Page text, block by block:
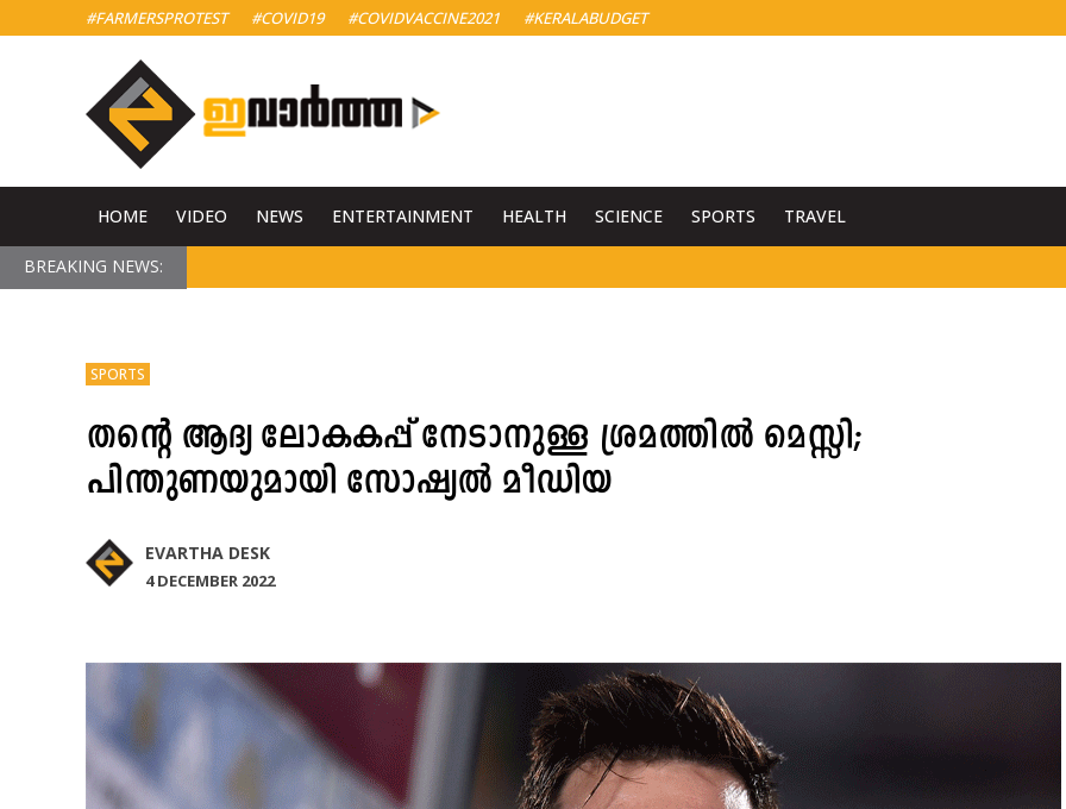
#FARMERSPROTEST #COVID19 #COVIDVACCINE2021 #KERALABUDGET
HOME VIDEO NEWS ENTERTAINMENT HEALTH SCIENCE SPORTS TRAVEL
BREAKING NEWS:
SPORTS
തന്റെ ആദ്യ ലോകകപ്പ് നേടാനുള്ള ശ്രമത്തിൽ മെസ്സി;
പിന്തുണയുമായി സോഷ്യൽ മീഡിയ
EVARTHA DESK
4 DECEMBER 2022